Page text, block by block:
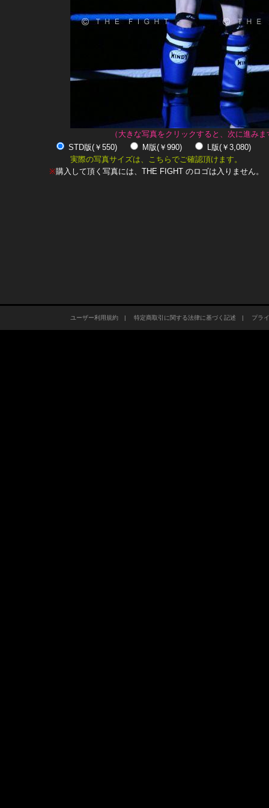
（大きな写真をクリックすると、次に進みま
STD版(￥550)
M版(￥990)
L版(￥3,080)
実際の写真サイズは、こちらでご確認頂けます。
※購入して頂く写真には、THE FIGHT のロゴは入りません。
ユーザー利用規約| 特定商取引に関する法律に基づく記述 | プラ